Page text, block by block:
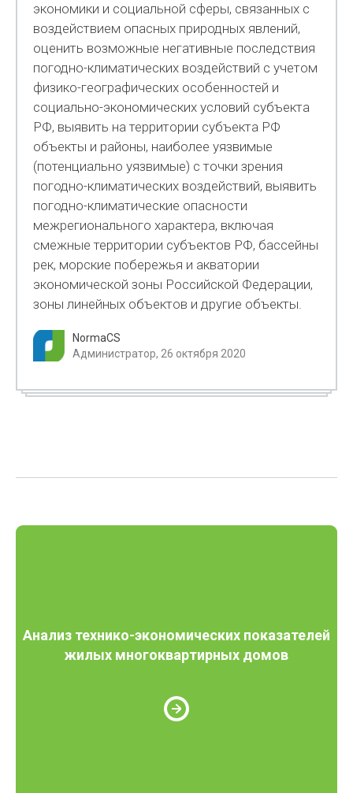
экономики и социальной сферы, связанных с
воздействием опасных природных явлений,
оценить возможные негативные последствия
погодно-климатических воздействий с учетом
физико-географических особенностей и
социально-экономических условий субъекта
РФ, выявить на территории субъекта РФ
объекты и районы, наиболее уязвимые
(потенциально уязвимые) с точки зрения
погодно-климатических воздействий, выявить
погодно-климатические опасности
межрегионального характера, включая
смежные территории субъектов РФ, бассейны
рек, морские побережья и акватории
экономической зоны Российской Федерации,
зоны линейных объектов и другие объекты.
NormaCS
Администратор, 26 октября 2020
Анализ технико-экономических показателей
жилых многоквартирных домов